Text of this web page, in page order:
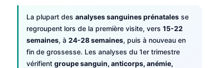
La plupart des analyses sanguines prénatales se
regroupent lors de la première visite, vers 15-22
semaines, à 24-28 semaines, puis à nouveau en
fin de grossesse. Les analyses du 1er trimestre
vérifient groupe sanguin, anticorps, anémie,